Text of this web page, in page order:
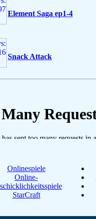
Element Saga ep1-4
Snack Attack
Onlinespiele
Online-
StarCraft